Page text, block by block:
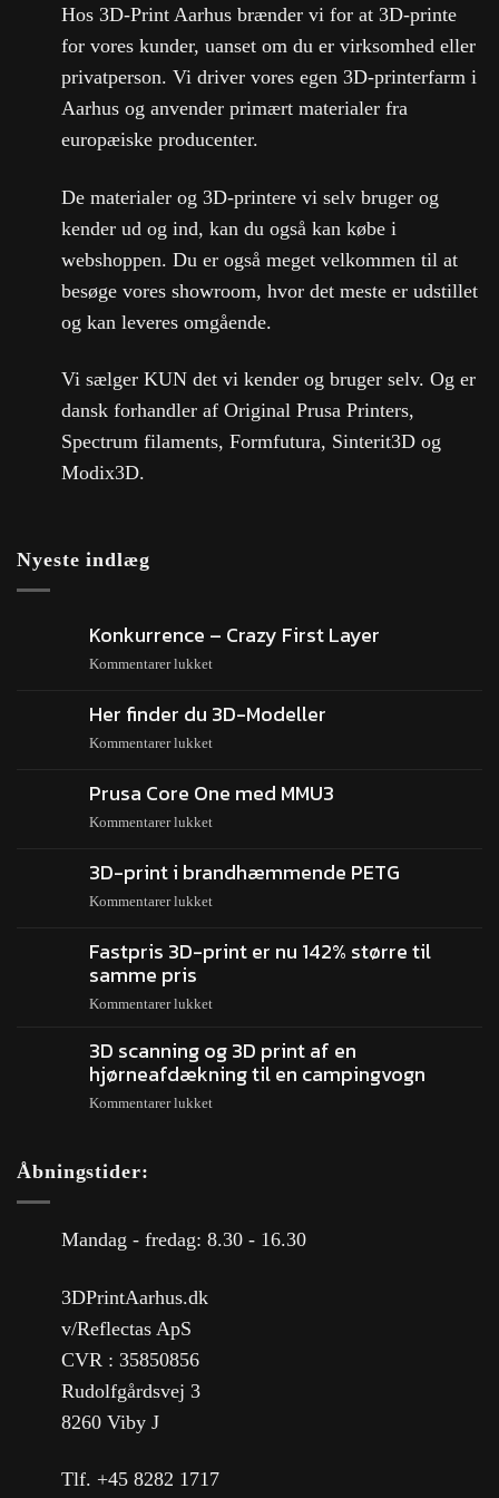
Hos 3D-Print Aarhus brænder vi for at 3D-printe
for vores kunder, uanset om du er virksomhed eller
privatperson. Vi driver vores egen 3D-printerfarm i
Aarhus og anvender primært materialer fra
europæiske producenter.
De materialer og 3D-printere vi selv bruger og
kender ud og ind, kan du også kan købe i
webshoppen. Du er også meget velkommen til at
besøge vores showroom, hvor det meste er udstillet
og kan leveres omgående.
Vi sælger KUN det vi kender og bruger selv. Og er
dansk forhandler af Original Prusa Printers,
Spectrum filaments, Formfutura, Sinterit3D og
Modix3D.
Nyeste indlæg
Konkurrence – Crazy First Layer
Kommentarer lukket
Her finder du 3D-Modeller
Kommentarer lukket
Prusa Core One med MMU3
Kommentarer lukket
3D-print i brandhæmmende PETG
Kommentarer lukket
Fastpris 3D-print er nu 142% større til
samme pris
Kommentarer lukket
3D scanning og 3D print af en
hjørneafdækning til en campingvogn
Kommentarer lukket
Åbningstider:
Mandag - fredag: 8.30 - 16.30
3DPrintAarhus.dk
v/Reflectas ApS
CVR : 35850856
Rudolfgårdsvej 3
8260 Viby J
Tlf. +45 8282 1717